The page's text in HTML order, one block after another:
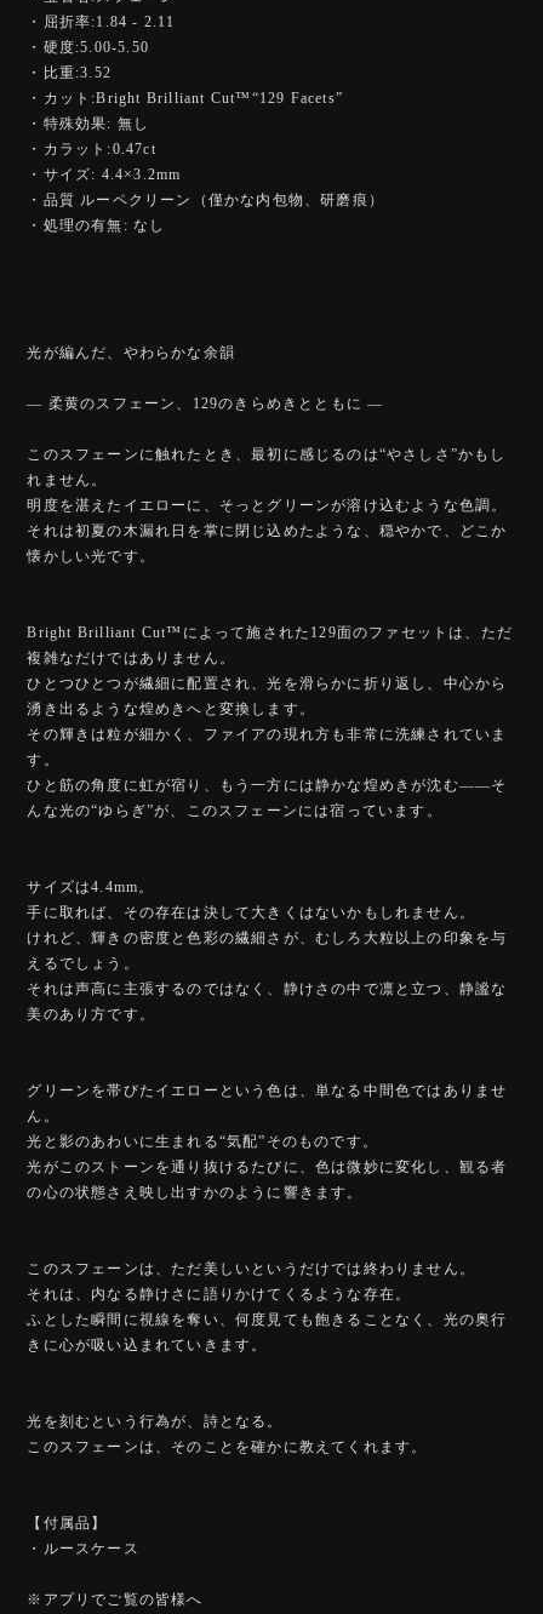
・屈折率:1.84 - 2.11
・硬度:5.00-5.50
・比重:3.52
・カット:Bright Brilliant Cut™️“129 Facets”
・特殊効果: 無し
・カラット:0.47ct
・サイズ: 4.4×3.2mm
・品質 ルーペクリーン（僅かな内包物、研磨痕）
・処理の有無: なし
光が編んだ、やわらかな余韻
— 柔黄のスフェーン、129のきらめきとともに —
このスフェーンに触れたとき、最初に感じるのは“やさしさ”かもし
れません。
明度を湛えたイエローに、そっとグリーンが溶け込むような色調。
それは初夏の木漏れ日を掌に閉じ込めたような、穏やかで、どこか
懐かしい光です。
Bright Brilliant Cut™️によって施された129面のファセットは、ただ
複雑なだけではありません。
ひとつひとつが繊細に配置され、光を滑らかに折り返し、中心から
湧き出るような煌めきへと変換します。
その輝きは粒が細かく、ファイアの現れ方も非常に洗練されていま
す。
ひと筋の角度に虹が宿り、もう一方には静かな煌めきが沈む——そ
んな光の“ゆらぎ”が、このスフェーンには宿っています。
サイズは4.4mm。
手に取れば、その存在は決して大きくはないかもしれません。
けれど、輝きの密度と色彩の繊細さが、むしろ大粒以上の印象を与
えるでしょう。
それは声高に主張するのではなく、静けさの中で凛と立つ、静謐な
美のあり方です。
グリーンを帯びたイエローという色は、単なる中間色ではありませ
ん。
光と影のあわいに生まれる“気配”そのものです。
光がこのストーンを通り抜けるたびに、色は微妙に変化し、観る者
の心の状態さえ映し出すかのように響きます。
このスフェーンは、ただ美しいというだけでは終わりません。
それは、内なる静けさに語りかけてくるような存在。
ふとした瞬間に視線を奪い、何度見ても飽きることなく、光の奥行
きに心が吸い込まれていきます。
光を刻むという行為が、詩となる。
このスフェーンは、そのことを確かに教えてくれます。
【付属品】
・ルースケース
※アプリでご覧の皆様へ